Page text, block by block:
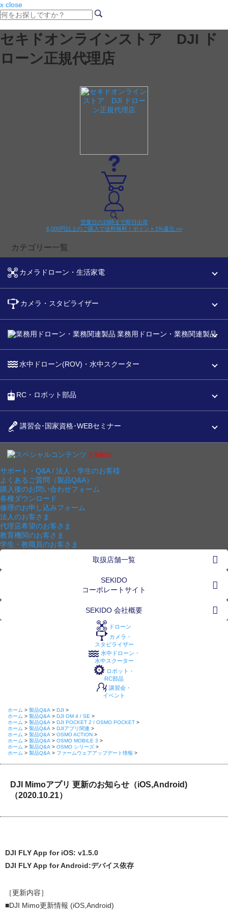
x close
セキドオンラインストア DJI ド
ローン正規代理店
営業日の15時まで即日出荷
6,000円以上のご購入で送料無料！ポイント1%還元 >>
カテゴリー一覧
カメラドローン・生活家電
カメラ・スタビライザー
業務用ドローン・業務関連製品
水中ドローン(ROV)・水中スクーター
RC・ロボット部品
講習会･国家資格･WEBセミナー
スペシャルコンテンツ 定期配信!
サポート・Q&A / 法人・学生のお客様
よくあるご質問（製品Q&A）
購入後のお問い合わせフォーム
各種ダウンロード
修理のお申し込みフォーム
法人のお客さま
代理店希望のお客さま
教育機関のお客さま
学生・教職員のお客さま
取扱店舗一覧
SEKIDO
コーポレートサイト
SEKIDO 会社概要
ドローン
カメラ・
スタビライザー
水中ドローン・
水中スクーター
ロボット・
RC部品
講習会・
イベント
ホーム > 製品Q&A > DJI >
ホーム > 製品Q&A > DJI OM 4 / SE >
ホーム > 製品Q&A > DJI POCKET 2 / OSMO POCKET >
ホーム > 製品Q&A > DJIアプリ関連 >
ホーム > 製品Q&A > OSMO ACTION >
ホーム > 製品Q&A > OSMO MOBILE 3 >
ホーム > 製品Q&A > OSMO シリーズ >
ホーム > 製品Q&A > ファームウェアアップデート情報 >
DJI Mimoアプリ 更新のお知らせ（iOS,Android)
（2020.10.21）
DJI FLY App for iOS: v1.5.0
DJI FLY App for Android:デバイス依存
［更新内容］
■DJI Mimo更新情報 (iOS,Android)